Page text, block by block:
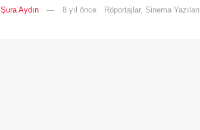
Şura Aydın 8 yıl önce Röportajlar, Sinema Yazıları